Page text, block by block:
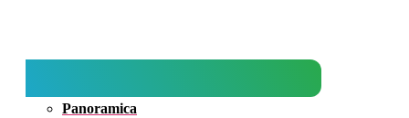
Panoramica